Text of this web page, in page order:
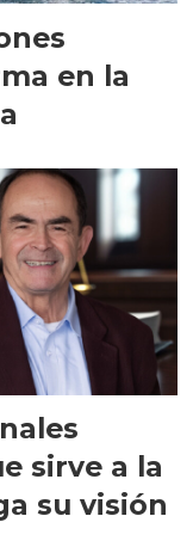
en la
sirve a la
su visión